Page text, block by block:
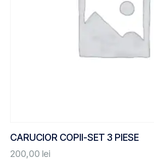
CARUCIOR COPII-SET 3 PIESE
200,00 lei